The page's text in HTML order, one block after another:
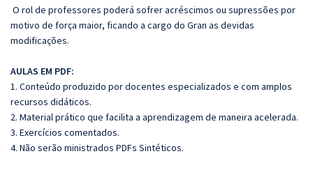
O rol de professores poderá sofrer acréscimos ou supressões por
motivo de força maior, ficando a cargo do Gran as devidas
modificações.
AULAS EM PDF:
1. Conteúdo produzido por docentes especializados e com amplos
recursos didáticos.
2. Material prático que facilita a aprendizagem de maneira acelerada.
3. Exercícios comentados.
4. Não serão ministrados PDFs Sintéticos.